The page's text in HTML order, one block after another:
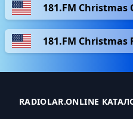
181.FM Christmas
181.FM Christmas
RADIOLAR.ONLINE